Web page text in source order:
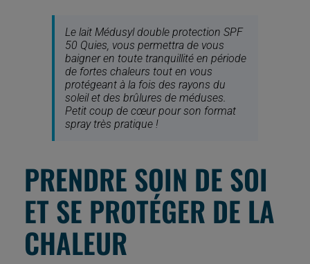
Le lait Médusyl double protection SPF
50 Quies, vous permettra de vous
baigner en toute tranquillité en période
de fortes chaleurs tout en vous
protégeant à la fois des rayons du
soleil et des brûlures de méduses.
Petit coup de cœur pour son format
spray très pratique !
PRENDRE SOIN DE SOI
ET SE PROTÉGER DE LA
CHALEUR